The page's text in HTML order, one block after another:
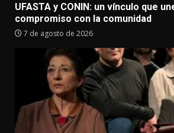
UFASTA y CONIN: un vínculo que
compromiso con la comunidad
7 de agosto de 2026